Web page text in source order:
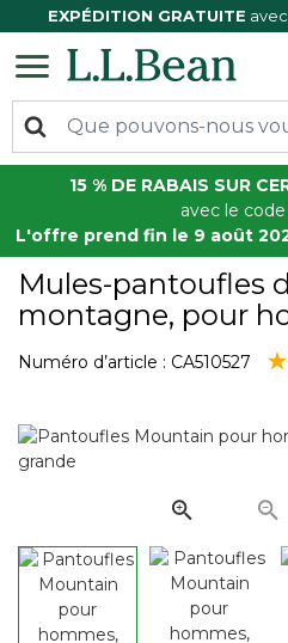
EXPÉDITION GRATUITE
15 % DE RABAIS SUR
avec le code
L'offre prend fin le 9 août
Mules-pantoufles
montagne, pour
Numéro d’article : CA510527 4